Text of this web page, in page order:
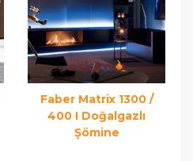
Faber Matrix 1300 /
400 I Doğalgazlı
Şömine